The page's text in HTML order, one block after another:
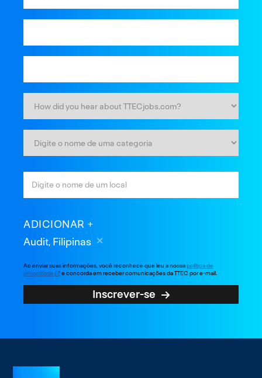
ADICIONAR
Audit, Filipinas
Ao enviar suas informações, você reconhece que leu a nossapolítica de
privacidade
e concorda em receber comunicações da TTEC por e-mail.
Inscrever-se